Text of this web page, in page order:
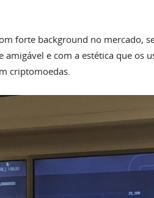
forte background no mercado,
e com a estética que os
criptomoedas.